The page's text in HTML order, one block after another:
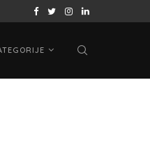
САМИТ „ЦА + САД“: